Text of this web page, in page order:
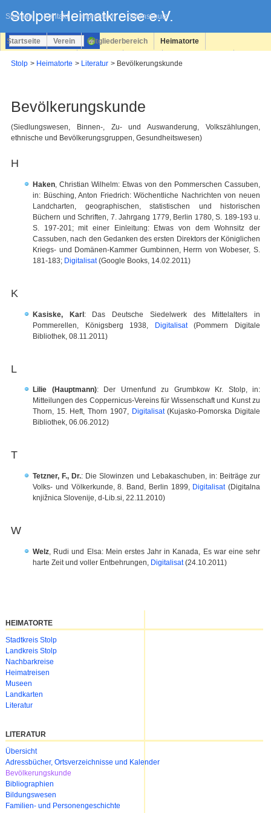
Sitemap Kontakt Impressum Datenschutz
überspringen
Startseite Verein Mitgliederbereich Heimatorte
Stolp Heimatorte Literatur Bevölkerungskunde
Bevölkerungskunde
(Siedlungswesen, Binnen-, Zu- und Auswanderung, Volkszählungen,
ethnische und Bevölkerungsgruppen, Gesundheitswesen)
H
Haken, Christian Wilhelm: Etwas von den Pommerschen Cassuben,
in: Büsching, Anton Friedrich: Wöchentliche Nachrichten von neuen
Landcharten, geographischen, statistischen und historischen
Büchern und Schriften, 7. Jahrgang 1779, Berlin 1780, S. 189-193 u.
S. 197-201; mit einer Einleitung: Etwas von dem Wohnsitz der
Cassuben, nach den Gedanken des ersten Direktors der Königlichen
Kriegs- und Domänen-Kammer Gumbinnen, Herrn von Wobeser, S.
181-183; Digitalisat(Google Books, 14.02.2011)
K
Kasiske, Karl: Das Deutsche Siedelwerk des Mittelalters in
Pommerellen, Königsberg 1938, Digitalisat(Pommern Digitale
Bibliothek, 08.11.2011)
L
Lilie (Hauptmann): Der Urnenfund zu Grumbkow Kr. Stolp, in:
Mitteilungen des Coppernicus-Vereins für Wissenschaft und Kunst zu
Thorn, 15. Heft, Thorn 1907, Digitalisat(Kujasko-Pomorska Digitale
Bibliothek, 06.06.2012)
T
Tetzner, F., Dr.: Die Slowinzen und Lebakaschuben, in: Beiträge zur
Volks- und Völkerkunde, 8. Band, Berlin 1899, Digitalisat(Digitalna
knjižnica Slovenije, d-Lib.si, 22.11.2010)
W
Welz , Rudi und Elsa: Mein erstes Jahr in Kanada, Es war eine sehr
harte Zeit und voller Entbehrungen, Digitalisat(24.10.2011)
HEIMATORTE
Navigation
überspringen
Stadtkreis Stolp
Landkreis Stolp
Nachbarkreise
Heimatreisen
Museen
Landkarten
Literatur
LITERATUR
Navigation
überspringen
Übersicht
Adressbücher, Ortsverzeichnisse und Kalender
Bevölkerungskunde
Bibliographien
Bildungswesen
Familien- und Personengeschichte